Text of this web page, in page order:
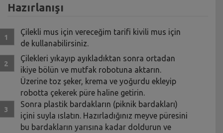
Hazırlanışı
Çilekli mus için vereceğim tarifi kivili mus için
de kullanabilirsiniz.
Çilekleri yıkayıp ayıkladıktan sonra ortadan
ikiye bölün ve mutfak robotuna aktarın.
Üzerine toz şeker, krema ve yoğurdu ekleyip
robotta çekerek püre haline getirin.
Sonra plastik bardakların (piknik bardakları)
içini suyla ıslatın. Hazırladığınız meyve püresini
bu bardakların yarısına kadar doldurun ve